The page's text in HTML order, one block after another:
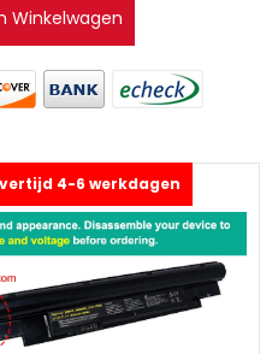
Winkelwagen
4-6 werkdagen